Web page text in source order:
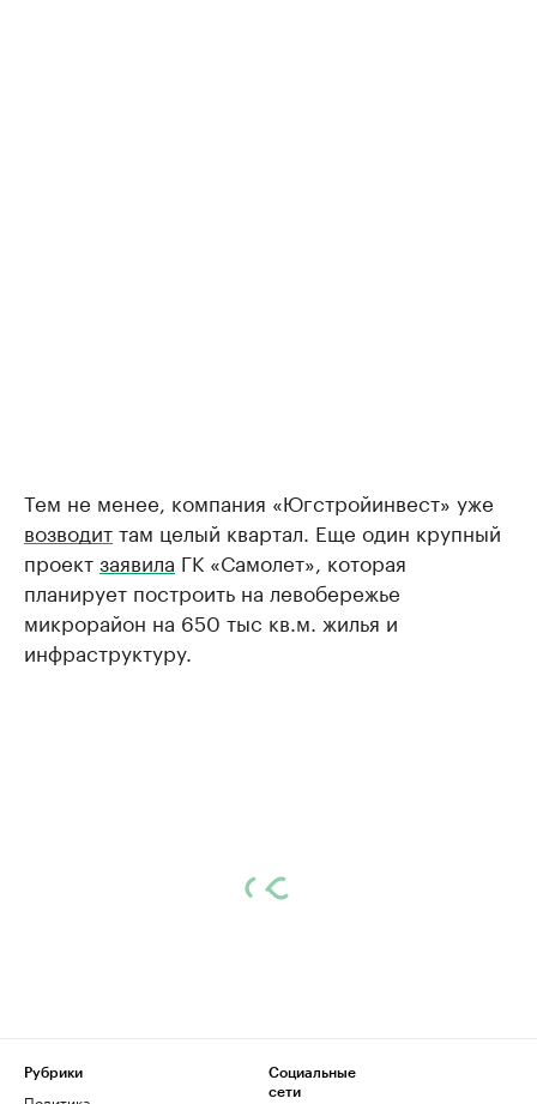
Тем не менее, компания «Югстройинвест» уже
возводиттам целый квартал. Еще один крупный
проектзаявила ГК «Самолет», которая
планирует построить на левобережье
микрорайон на 650 тыс кв.м. жилья и
инфраструктуру.
Рубрики
Социальные
сети